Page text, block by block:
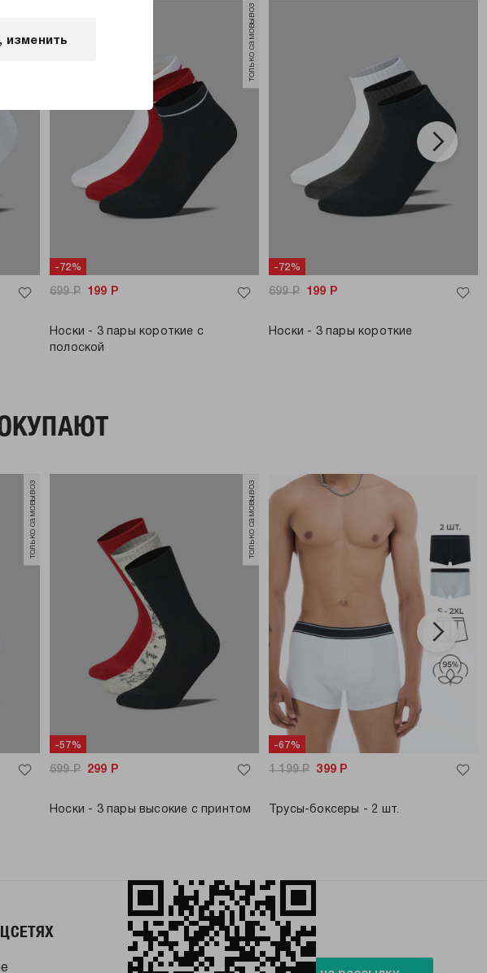
изменить
только самовывоз
-72%
только самовывоз
699Р 199 Р
Носки - 3 пары короткие с
полоской
-72%
699Р 199 Р
Носки - 3 пары короткие
только самовывоз
-57%
только самовывоз
699Р 299 Р
Носки - 3 пары высокие с принтом
-67%
1 199Р 399 Р
Трусы-боксеры - 2 шт.
БУДЬ В ТРЕНДЕ